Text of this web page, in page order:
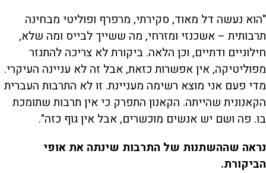
"הוא נעשה דל מאוד, סקירתי, מרפרף ופוליטי מבחינה
תרבותית – אשכנזי ומזרחי, מה ששייך לבייס ומה שלא,
חילוניים ודתיים, וכן הלאה. ביקורת לא צריכה להתנזר
מפוליטיקה, אין אפשרות כזאת, אבל זה לא עניינה העיקרי.
מדי פעם אני מוצא רשימה מעניינת. זו לא התרבות העברית
הקאנונית שהייתה. הקאנון התפרק כי אין תרבות שתומכת
בו. פה ושם יש אנשים מוכשרים, אבל אין גוף כזה".
נראה שההשתנות של התרבות שינתה את אופי
הביקורת.